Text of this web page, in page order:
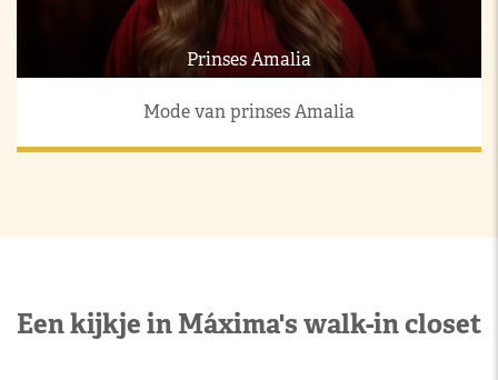
Prinses Amalia
Mode van prinses Amalia
Een kijkje in Máxima's walk-in closet